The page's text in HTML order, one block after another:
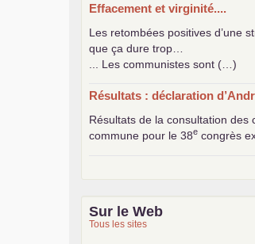
Effacement et virginité....
Les retombées positives d’une
que ça dure trop…
... Les communistes sont (…)
Résultats : déclaration
Résultats de la consultation
commune pour le 38e congrès
Sur le Web
Tous les sites